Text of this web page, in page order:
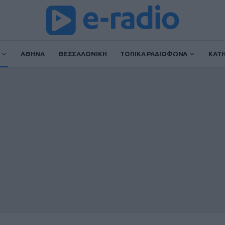
ΑΘΗΝΑ ΘΕΣΣΑΛΟΝΙΚΗ ΤΟΠΙΚΑ ΡΑΔΙΟΦΩΝΑ